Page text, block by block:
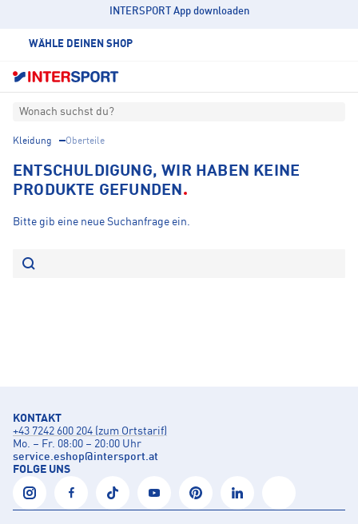
INTERSPORT App downloaden
WÄHLE DEINEN SHOP
Wonach suchst du?
Kleidung Oberteile
ENTSCHULDIGUNG, WIR HABEN KEINE
PRODUKTE GEFUNDEN
Bitte gib eine neue Suchanfrage ein.
KONTAKT
+43 7242 600 204 (zum Ortstarif)
Mo. – Fr. 08:00 – 20:00 Uhr
service.eshop@intersport.at
FOLGE UNS